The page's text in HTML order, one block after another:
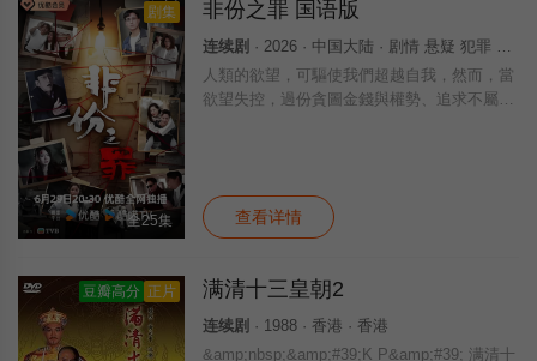
剧集
全25集
非份之罪 国语版
连续剧 · 2026 · 中国大陆 · 剧情 悬疑 犯罪 国产
人類的欲望，可驅使我們超越自我，然而，當
欲望失控，過份貪圖金錢與權勢、追求不屬於
括
查看详情
豆瓣高分 正片 满清十三皇朝2
连续剧 · 1988 · 香港 · 香港
&amp;nbsp;&amp;#39;K P&amp;#39; 满清十